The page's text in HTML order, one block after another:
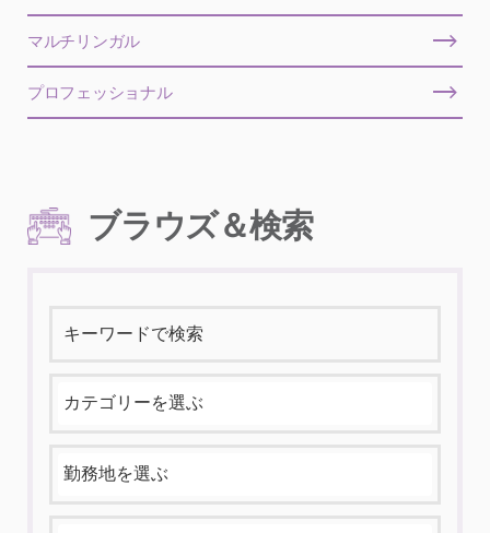
マルチリンガル
プロフェッショナル
ブラウズ＆検索